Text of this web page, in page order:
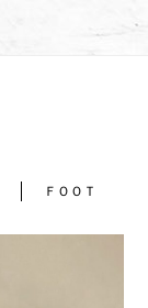
ＦＯＯＴ